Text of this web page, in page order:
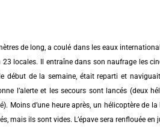
de long, a coulé dans les eaux
locales. Il entraîne dans son naufrage les
début de la semaine, était reparti et
l’alerte et les secours sont lancés (deux
Moins d’une heure après, un hélicoptère de
mais ils sont vides. L’épave sera renflouée